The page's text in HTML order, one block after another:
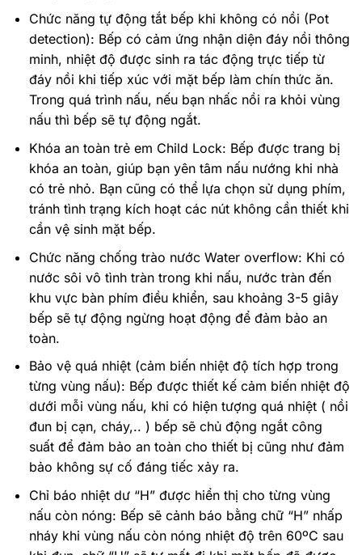
Chức năng tự động tắt bếp khi không có nồi (Pot
detection): Bếp có cảm ứng nhận diện đáy nồi thông
minh, nhiệt độ được sinh ra tác động trực tiếp từ
đáy nồi khi tiếp xúc với mặt bếp làm chín thức ăn.
Trong quá trình nấu, nếu bạn nhấc nồi ra khỏi vùng
nấu thì bếp sẽ tự động ngắt.
Khóa an toàn trẻ em Child Lock: Bếp được trang bị
khóa an toàn, giúp bạn yên tâm nấu nướng khi nhà
có trẻ nhỏ. Bạn cũng có thể lựa chọn sử dụng phím,
tránh tình trạng kích hoạt các nút không cần thiết khi
cần vệ sinh mặt bếp.
Chức năng chống trào nước Water overflow: Khi có
nước sôi vô tình tràn trong khi nấu, nước tràn đến
khu vực bàn phím điều khiển, sau khoảng 3-5 giây
bếp sẽ tự động ngừng hoạt động để đảm bảo an
toàn.
Bảo vệ quá nhiệt (cảm biến nhiệt độ tích hợp trong
từng vùng nấu): Bếp được thiết kế cảm biến nhiệt độ
dưới mỗi vùng nấu, khi có hiện tượng quá nhiệt ( nồi
đun bị cạn, cháy,.. ) bếp sẽ chủ động ngắt công
suất để đảm bảo an toàn cho thiết bị cũng như đảm
bảo không sự cố đáng tiếc xảy ra.
Chỉ báo nhiệt dư “H” được hiển thị cho từng vùng
nấu còn nóng: Bếp sẽ cảnh báo bằng chữ “H” nhấp
nháy khi vùng nấu còn nóng nhiệt độ trên 60ºC sau